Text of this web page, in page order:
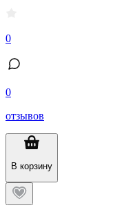
0
0
отзывов
В корзину